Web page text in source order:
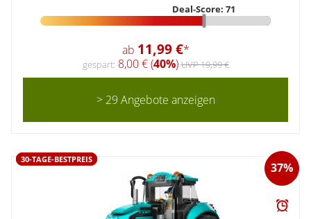
Deal-Score: 71
ab 11,99 €*
gespart: 8,00 € (40%)UVP 19,99 €
> 29 Angebote anzeigen
37%
30-TAGE-BESTPREIS